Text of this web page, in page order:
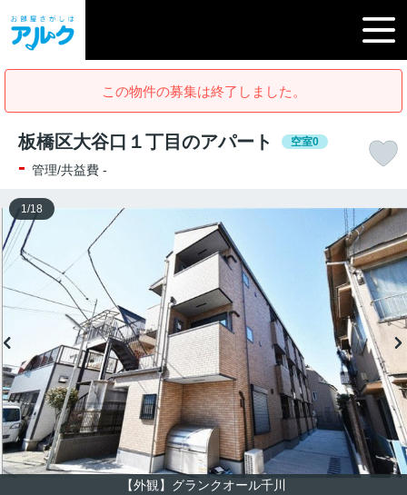
この物件の募集は終了しました。
板橋区大谷口１丁目のアパート 空室0
- 管理/共益費 -
【外観】グランクオール千川
1 /18